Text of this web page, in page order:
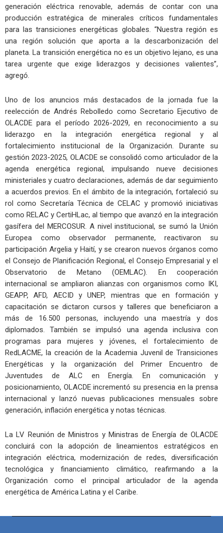
generación eléctrica renovable, además de contar con una
producción estratégica de minerales críticos fundamentales
para las transiciones energéticas globales. “Nuestra región es
una región solución que aporta a la descarbonización del
planeta. La transición energética no es un objetivo lejano, es una
tarea urgente que exige liderazgos y decisiones valientes”,
agregó.
Uno de los anuncios más destacados de la jornada fue la
reelección de Andrés Rebolledo como Secretario Ejecutivo de
OLACDE para el período 2026-2029, en reconocimiento a su
liderazgo en la integración energética regional y al
fortalecimiento institucional de la Organización. Durante su
gestión 2023-2025, OLACDE se consolidó como articulador de la
agenda energética regional, impulsando nueve decisiones
ministeriales y cuatro declaraciones, además de dar seguimiento
a acuerdos previos. En el ámbito de la integración, fortaleció su
rol como Secretaría Técnica de CELAC y promovió iniciativas
como RELAC y CertiHLac, al tiempo que avanzó en la integración
gasífera del MERCOSUR. A nivel institucional, se sumó la Unión
Europea como observador permanente, reactivaron su
participación Argelia y Haití, y se crearon nuevos órganos como
el Consejo de Planificación Regional, el Consejo Empresarial y el
Observatorio de Metano (OEMLAC). En cooperación
internacional se ampliaron alianzas con organismos como IKI,
GEAPP, AFD, AECID y UNEP, mientras que en formación y
capacitación se dictaron cursos y talleres que beneficiaron a
más de 16.500 personas, incluyendo una maestría y dos
diplomados. También se impulsó una agenda inclusiva con
programas para mujeres y jóvenes, el fortalecimiento de
RedLACME, la creación de la Academia Juvenil de Transiciones
Energéticas y la organización del Primer Encuentro de
Juventudes de ALC en Energía. En comunicación y
posicionamiento, OLACDE incrementó su presencia en la prensa
internacional y lanzó nuevas publicaciones mensuales sobre
generación, inflación energética y notas técnicas.
La LV Reunión de Ministros y Ministras de Energía de OLACDE
concluirá con la adopción de lineamientos estratégicos en
integración eléctrica, modernización de redes, diversificación
tecnológica y financiamiento climático, reafirmando a la
Organización como el principal articulador de la agenda
energética de América Latina y el Caribe.